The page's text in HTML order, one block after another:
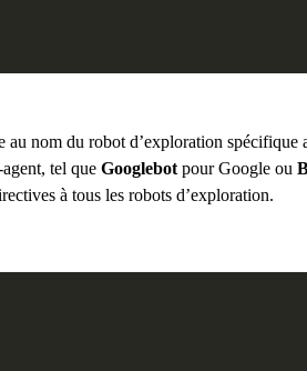
au nom du robot d’exploration spécifique
tel que Googlebotpour Google ou
à tous les robots d’exploration.